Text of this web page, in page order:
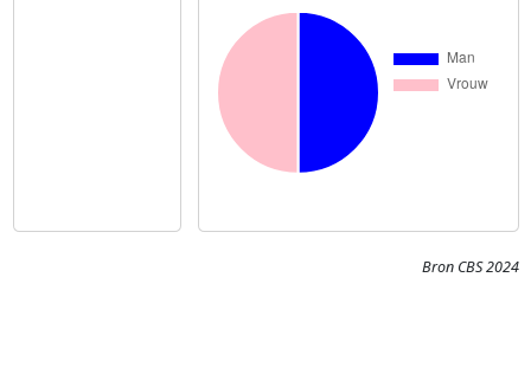
Bron CBS 2024